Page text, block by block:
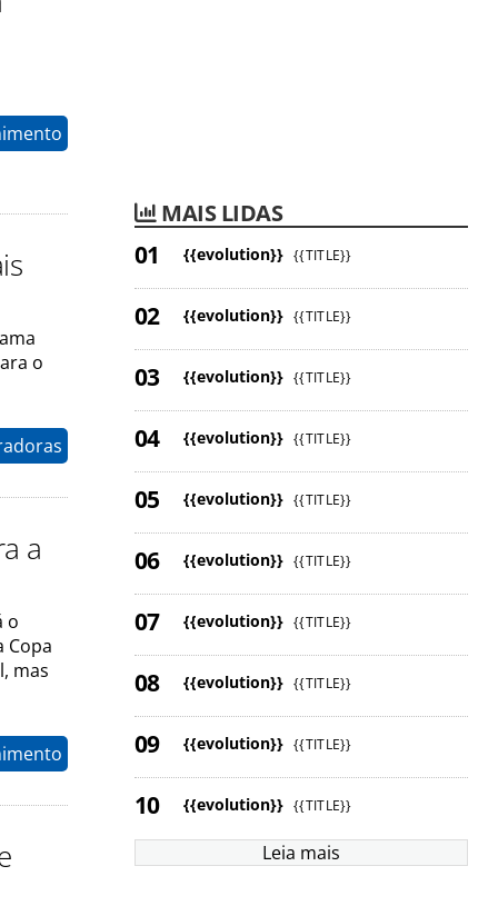
o
a
o
Copa
mas
MAIS LIDAS
{{evolution}} {{TITLE}}
{{evolution}} {{TITLE}}
{{evolution}} {{TITLE}}
{{evolution}} {{TITLE}}
{{evolution}} {{TITLE}}
{{evolution}} {{TITLE}}
{{evolution}} {{TITLE}}
{{evolution}} {{TITLE}}
{{evolution}} {{TITLE}}
{{evolution}} {{TITLE}}
Leia mais